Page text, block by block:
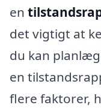
en
det vigtigt at
du kan
en
flere faktorer,